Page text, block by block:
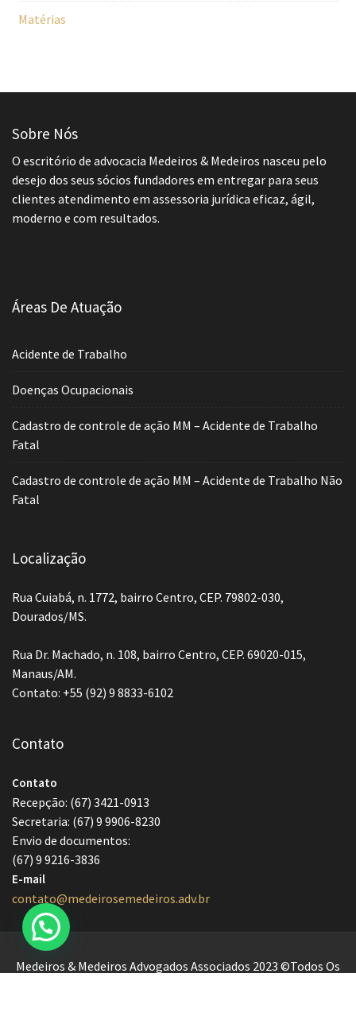
Matérias
Sobre Nós
O escritório de advocacia Medeiros & Medeiros nasceu pelo
desejo dos seus sócios fundadores em entregar para seus
clientes atendimento em assessoria jurídica eficaz, ágil,
moderno e com resultados.
Áreas De Atuação
Acidente de Trabalho
Doenças Ocupacionais
Cadastro de controle de ação MM – Acidente de Trabalho
Fatal
Cadastro de controle de ação MM – Acidente de Trabalho Não
Fatal
Localização
Rua Cuiabá, n. 1772, bairro Centro, CEP. 79802-030,
Dourados/MS.
Rua Dr. Machado, n. 108, bairro Centro, CEP. 69020-015,
Manaus/AM.
Contato: +55 (92) 9 8833-6102
Contato
Contato
Recepção: (67) 3421-0913
Secretaria: (67) 9 9906-8230
Envio de documentos:
(67) 9 9216-3836
E-mail
contato@medeirosemedeiros.adv.br
Medeiros & Medeiros Advogados Associados 2023 ©Todos Os